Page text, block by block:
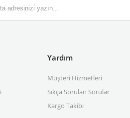
Yardım
Müşteri Hizmetleri
Sıkça Sorulan Sorular
Kargo Takibi